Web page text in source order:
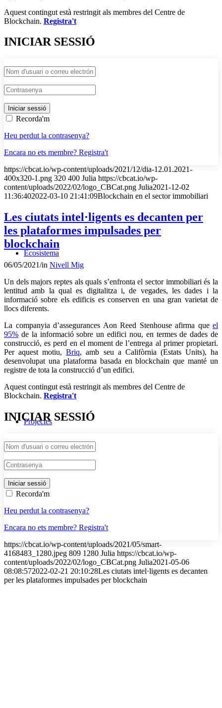
Ecosistema
Projectes
Aquest contingut està restringit als membres del Centre de
Blockchain. Registra't
INICIAR SESSIÓ
Recorda'm
Heu perdut la contrasenya?
Encara no ets membre? Registra't
https://cbcat.io/wp-content/uploads/2021/12/dia-12.01.2021-
400x320-1.png 320 400 Julia https://cbcat.io/wp-
content/uploads/2022/02/logo_CBCat.png Julia2021-12-02
11:36:402022-03-10 21:41:09Blockchain en el sector immobiliari
Les ciutats intel·ligents es decanten per
les plataformes impulsades per
blockchain
06/05/2021/in Nivell Mig
Un dels majors reptes als quals s’enfronta el sector immobiliari és la
lentitud amb la qual es digitalitza i, de vegades, les dades i la
informació sobre els edificis es conserven en una gran varietat de
llocs diferents.
La companyia d’assegurances Aon Reed Stenhouse afirma que el
95% de la informació sobre un edifici nou, en termes de dades de
construcció, es perd en el moment de l’entrega al primer propietari.
Per aquest motiu,Briq, amb seu a Califòrnia (Estats Units), ha
desenvolupat una plataforma basada en blockchain que manté un
registre de tota la construcció d’un edifici.
Aquest contingut està restringit als membres del Centre de
Blockchain. Registra't
INICIAR SESSIÓ
Recorda'm
Heu perdut la contrasenya?
Encara no ets membre? Registra't
https://cbcat.io/wp-content/uploads/2021/05/smart-
4168483_1280.jpeg 809 1280 Julia https://cbcat.io/wp-
content/uploads/2022/02/logo_CBCat.png Julia2021-05-06
08:08:572022-02-21 20:10:28Les ciutats intel·ligents es decanten
per les plataformes impulsades per blockchain